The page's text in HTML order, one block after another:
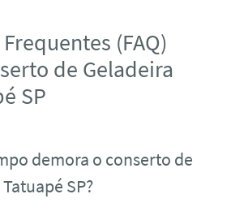
(FAQ)
de Geladeira
SP
demora o conserto de
SP?